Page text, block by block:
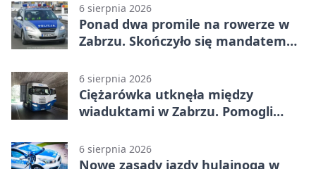
6 sierpnia 2026
Ponad dwa promile na rowerze w
Zabrzu. Skończyło się mandatem
6 sierpnia 2026
Ciężarówka utknęła między
wiaduktami w Zabrzu. Pomogli
6 sierpnia 2026
Nowe zasady jazdy hulajnogą w